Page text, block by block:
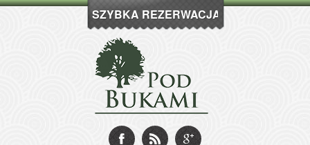
SZYBKA REZERWACJA